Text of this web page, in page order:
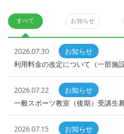
すべて お知らせ
2026.07.30
お知らせ
利用料金の改定について（一部施設
2026.07.22
お知らせ
一般スポーツ教室（後期）受講生
2026.07.15
お知らせ